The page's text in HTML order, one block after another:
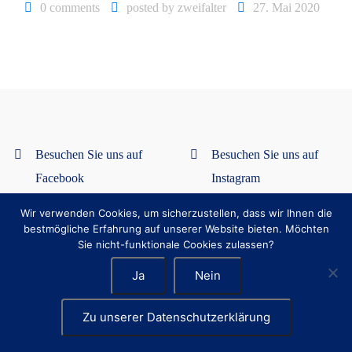
0 comments posted by zweifalter 27. Mai 2020
Besuchen Sie uns auf
Facebook
Besuchen Sie uns auf
Instagram
Datenschutzerklärung Impressum
Wir verwenden Cookies, um sicherzustellen, dass wir Ihnen die
bestmögliche Erfahrung auf unserer Website bieten. Möchten
Sie nicht-funktionale Cookies zulassen?
Ja Nein
Zu unserer Datenschutzerklärung